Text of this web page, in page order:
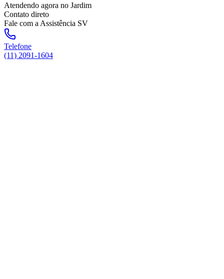
Atendendo agora no Jardim
Contato direto
Fale com a Assistência SV
Telefone
(11) 2091-1604